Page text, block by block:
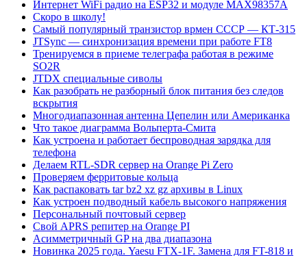
Интернет WiFi радио на ESP32 и модуле MAX98357A
Скоро в школу!
Самый популярный транзистор врмен СССР — КТ-315
JTSync — синхронизация времени при работе FT8
Тренируемся в приеме телеграфа работая в режиме
SO2R
JTDX специальные сиволы
Как разобрать не разборный блок питания без следов
вскрытия
Многодиапазонная антенна Цепелин или Американка
Что такое диаграмма Вольперта-Смита
Как устроена и работает беспроводная зарядка для
телефона
Делаем RTL-SDR сервер на Orange Pi Zero
Проверяем ферритовые кольца
Как распаковать tar bz2 xz gz архивы в Linux
Как устроен подводный кабель высокого напряжения
Персональный почтовый сервер
Свой APRS репитер на Orange PI
Асимметричный GP на два диапазона
Новинка 2025 года. Yaesu FTX-1F. Замена для FT-818 и